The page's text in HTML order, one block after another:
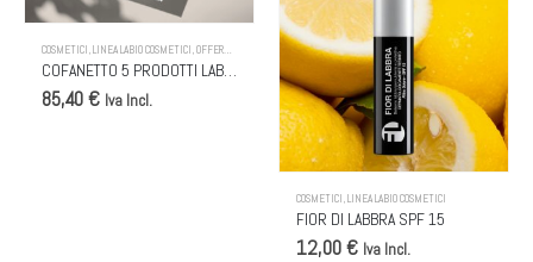
COSMETICI,LINEA LABIO COSMETICI,OFFERTE OFFERTE LINEA LABIO COSMETICI
COFANETTO 5 PRODOTTI LABIO Cosmetici
85,40 € Iva Incl.
COSMETICI,LINEA LABIO COSMETICI
FIOR DI LABBRA SPF 15
12,00 € Iva Incl.